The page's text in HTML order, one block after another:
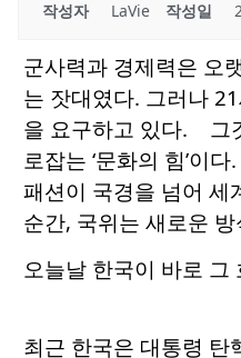
작성자 LaVie 작성일
군사력과 경제력은 오
는 잣대였다. 그러나
을 요구하고 있다. 그
로잡는 ‘문화의 힘’이
패션이 국경을 넘어 세
순간, 국위는 새로운
오늘날 한국이 바로 그
최근 한국은 대통령 탄